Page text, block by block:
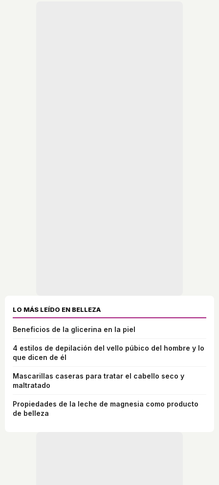
LO MÁS LEÍDO EN BELLEZA
Beneficios de la glicerina en la piel
4 estilos de depilación del vello púbico del hombre y lo
que dicen de él
Mascarillas caseras para tratar el cabello seco y
maltratado
Propiedades de la leche de magnesia como producto
de belleza